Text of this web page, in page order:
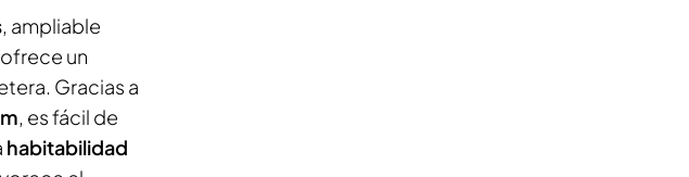
, ampliable
ofrece un
Gracias a
, es fácil de
habitabilidad